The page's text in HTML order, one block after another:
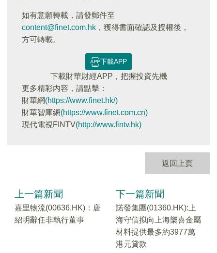
如有意願轉載，請發郵件至
content@finet.com.hk ，獲得書面確認及授權後，
方可轉載。
下載APP
下載財華財經APP，把握投資先機
更多精彩内容，請點擊：
財華網(https://www.finet.hk/)
財華智庫網(https://www.finet.com.cn)
現代電視FINTV(http://www.fintv.hk)
返回上頁
上一篇新聞
嘉里物流(00636.HK)：唐
紹明辭任非執行董事
下一篇新聞
諾發集團(01360.HK):上
海守信拟向上海樂喜金屬
材料提供最多約3977萬
港元貸款